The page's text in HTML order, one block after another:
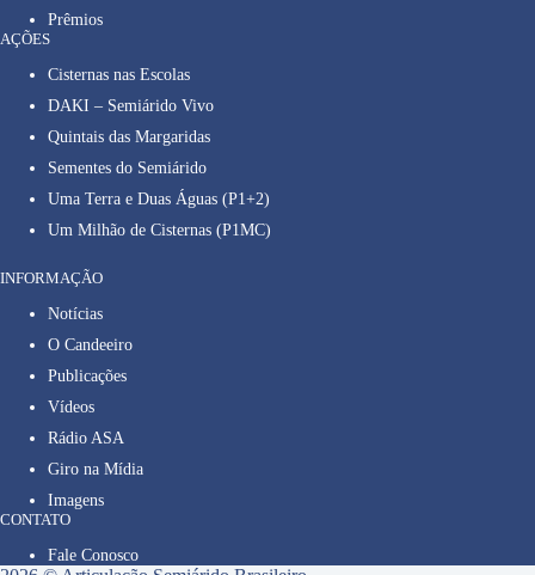
Prêmios
AÇÕES
Cisternas nas Escolas
DAKI – Semiárido Vivo
Quintais das Margaridas
Sementes do Semiárido
Uma Terra e Duas Águas (P1+2)
Um Milhão de Cisternas (P1MC)
INFORMAÇÃO
Notícias
O Candeeiro
Publicações
Vídeos
Rádio ASA
Giro na Mídia
Imagens
CONTATO
Fale Conosco